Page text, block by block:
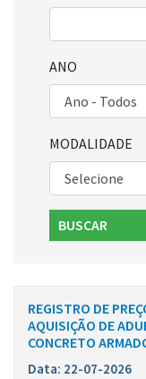
ANO
MODALIDADE
BUSCAR
REGISTRO DE
AQUISIÇÃO DE
CONCRETO
Data: 22-07-2026